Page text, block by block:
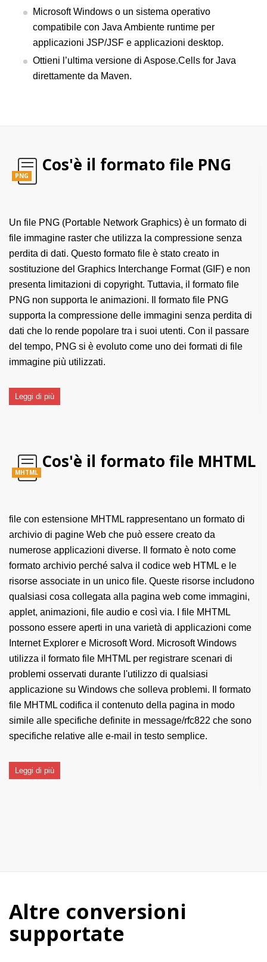
Microsoft Windows o un sistema operativo
compatibile con Java Ambiente runtime per
applicazioni JSP/JSF e applicazioni desktop.
Ottieni l’ultima versione di Aspose.Cells for Java
direttamente da Maven.
PNG
Cos'è il formato file PNG
Un file PNG (Portable Network Graphics) è un formato di
file immagine raster che utilizza la compressione senza
perdita di dati. Questo formato file è stato creato in
sostituzione del Graphics Interchange Format (GIF) e non
presenta limitazioni di copyright. Tuttavia, il formato file
PNG non supporta le animazioni. Il formato file PNG
supporta la compressione delle immagini senza perdita di
dati che lo rende popolare tra i suoi utenti. Con il passare
del tempo, PNG si è evoluto come uno dei formati di file
immagine più utilizzati.
Leggi di più
MHTML
Cos'è il formato file MHTML
file con estensione MHTML rappresentano un formato di
archivio di pagine Web che può essere creato da
numerose applicazioni diverse. Il formato è noto come
formato archivio perché salva il codice web HTML e le
risorse associate in un unico file. Queste risorse includono
qualsiasi cosa collegata alla pagina web come immagini,
applet, animazioni, file audio e così via. I file MHTML
possono essere aperti in una varietà di applicazioni come
Internet Explorer e Microsoft Word. Microsoft Windows
utilizza il formato file MHTML per registrare scenari di
problemi osservati durante l'utilizzo di qualsiasi
applicazione su Windows che solleva problemi. Il formato
file MHTML codifica il contenuto della pagina in modo
simile alle specifiche definite in message/rfc822 che sono
specifiche relative alle e-mail in testo semplice.
Leggi di più
Altre conversioni
supportate